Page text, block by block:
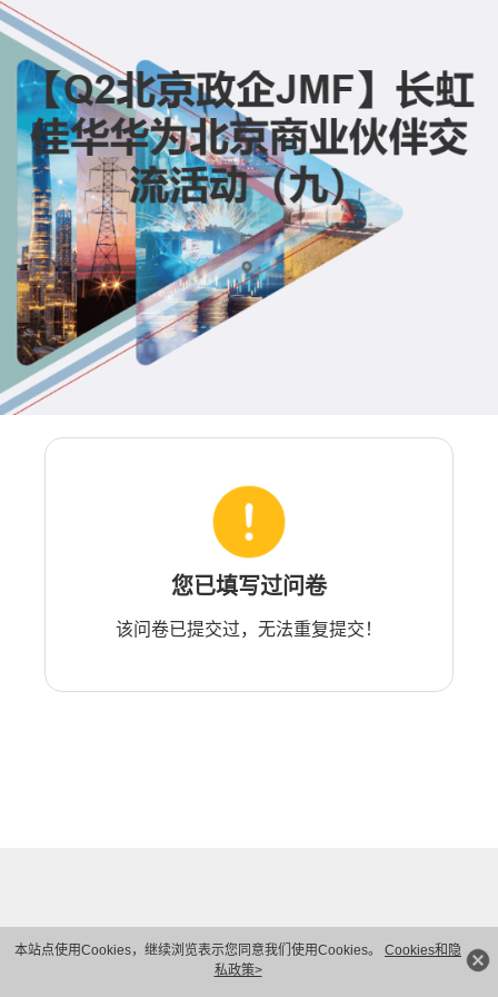
本站点使用Cookies，继续浏览表示您同意我们使用Cookies。 Cookies和隐
私政策>
您已填写过问卷
该问卷已提交过，无法重复提交！